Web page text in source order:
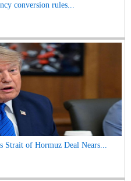
conversion rules...
Strait of Hormuz Deal Nears...